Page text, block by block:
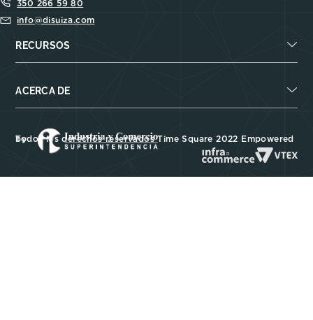
350 266 59 80
info@disuiza.com
RECURSOS
ACERCA DE
Todos los derechos reservados Time Square 2022 Empowered by